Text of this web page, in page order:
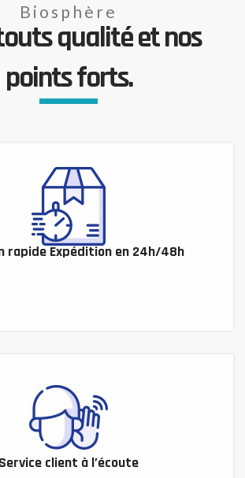
Biosphère
qualité et nos
points forts.
rapide Expédition en 24h/48h
Service client à l’écoute